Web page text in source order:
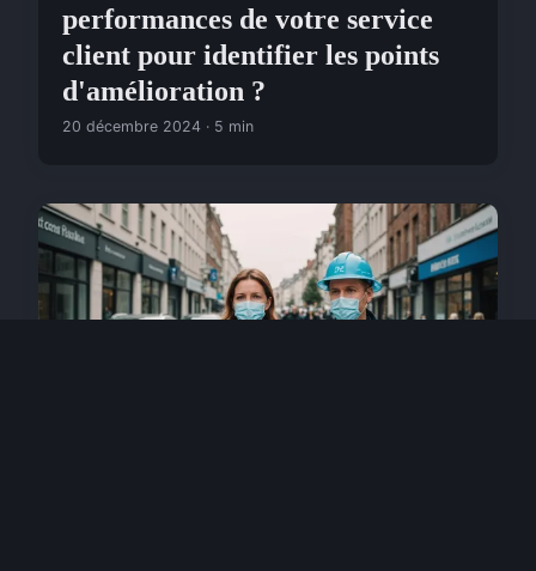
performances de votre service
client pour identifier les points
d'amélioration ?
20 décembre 2024 · 5 min